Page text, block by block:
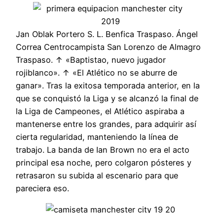
Jan Oblak Portero S. L. Benfica Traspaso. Ángel
Correa Centrocampista San Lorenzo de Almagro
Traspaso. ↑ «Baptistao, nuevo jugador
rojiblanco». ↑ «El Atlético no se aburre de
ganar». Tras la exitosa temporada anterior, en la
que se conquistó la Liga y se alcanzó la final de
la Liga de Campeones, el Atlético aspiraba a
mantenerse entre los grandes, para adquirir así
cierta regularidad, manteniendo la línea de
trabajo. La banda de Ian Brown no era el acto
principal esa noche, pero colgaron pósteres y
retrasaron su subida al escenario para que
pareciera eso.